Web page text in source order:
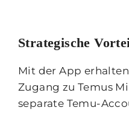
Strategische
Mit der App
Zugang zu Temus
separate Temu-